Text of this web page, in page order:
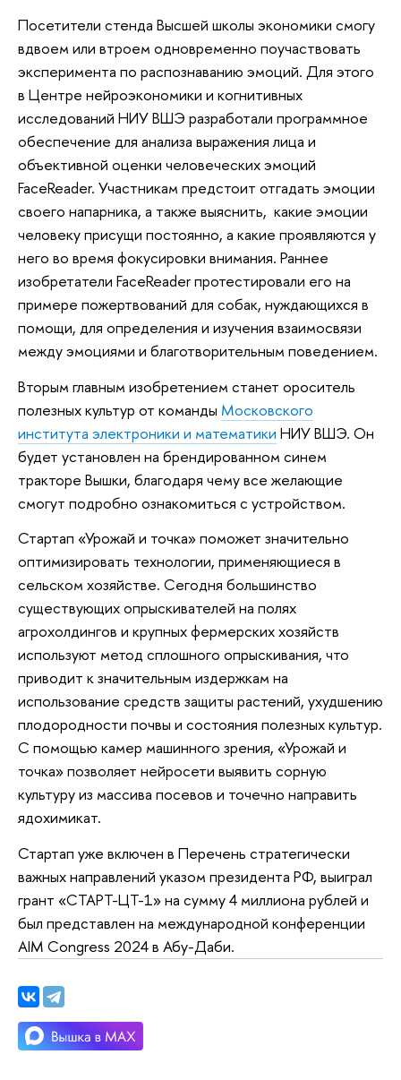
Посетители стенда Высшей школы экономики смогу
вдвоем или втроем одновременно поучаствовать
эксперимента по распознаванию эмоций. Для этого
в Центре нейроэкономики и когнитивных
исследований НИУ ВШЭ разработали программное
обеспечение для анализа выражения лица и
объективной оценки человеческих эмоций
FaceReader. Участникам предстоит отгадать эмоции
своего напарника, а также выяснить, какие эмоции
человеку присущи постоянно, а какие проявляются у
него во время фокусировки внимания. Раннее
изобретатели FaceReader протестировали его на
примере пожертвований для собак, нуждающихся в
помощи, для определения и изучения взаимосвязи
между эмоциями и благотворительным поведением.
Вторым главным изобретением станет ороситель
полезных культур от команды Московского
института электроники и математики НИУ ВШЭ. Он
будет установлен на брендированном синем
тракторе Вышки, благодаря чему все желающие
смогут подробно ознакомиться с устройством.
Стартап «Урожай и точка» поможет значительно
оптимизировать технологии, применяющиеся в
сельском хозяйстве. Сегодня большинство
существующих опрыскивателей на полях
агрохолдингов и крупных фермерских хозяйств
используют метод сплошного опрыскивания, что
приводит к значительным издержкам на
использование средств защиты растений, ухудшению
плодородности почвы и состояния полезных культур.
С помощью камер машинного зрения, «Урожай и
точка» позволяет нейросети выявить сорную
культуру из массива посевов и точечно направить
ядохимикат.
Стартап уже включен в Перечень стратегически
важных направлений указом президента РФ, выиграл
грант «СТАРТ-ЦТ-1» на сумму 4 миллиона рублей и
был представлен на международной конференции
AIM Congress 2024 в Абу-Даби.